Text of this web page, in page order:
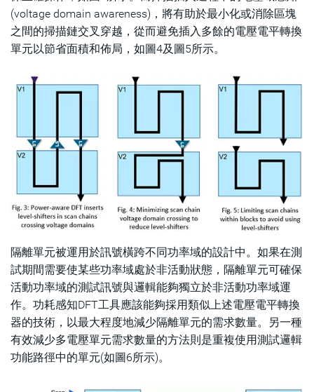
(voltage domain awareness)，將有助於最小化或消除區塊
之間的掃描鏈交叉穿越，從而避免插入多餘的電壓電平轉換
單元以節省面積和佈局，如圖4及圖5所示。
隔離單元被運用於訊號橫跨不同功率域的設計中。如果在測
試期間需要使某些功率域處於非活動狀態，隔離單元可確保
活動功率域的測試訊號與邏輯能夠獨立於非活動功率域運
作。功耗感知DFT工具應該能夠採用類似上述電壓電平轉換
器的技術，以最大程度地減少隔離單元的需求數量。另一種
有效減少多電壓單元需求數量的方法則是重複使用測試邏輯
功能路徑中的單元(如圖6所示)。